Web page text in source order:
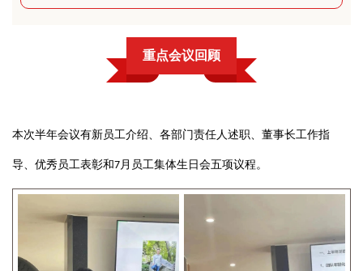
重点会议回顾
本次半年会议有新员工介绍、各部门责任人述职、董事长工作指
导、优秀员工表彰和7月员工集体生日会五项议程。